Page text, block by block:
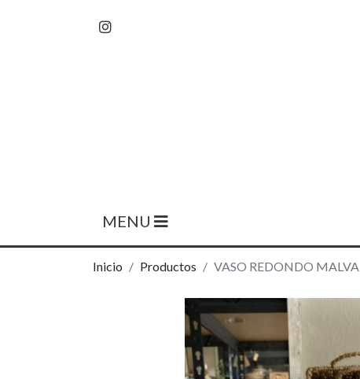
MENU
Inicio Productos VASO REDONDO MALVA